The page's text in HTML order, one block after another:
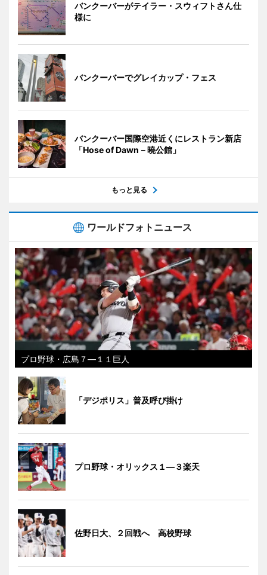
バンクーバーがテイラー・スウィフトさん仕
様に
バンクーバーでグレイカップ・フェス
バンクーバー国際空港近くにレストラン新店
「Hose of Dawn－曉公館」
もっと見る
ワールドフォトニュース
プロ野球・広島７―１１巨人
「デジポリス」普及呼び掛け
プロ野球・オリックス１―３楽天
佐野日大、２回戦へ 高校野球